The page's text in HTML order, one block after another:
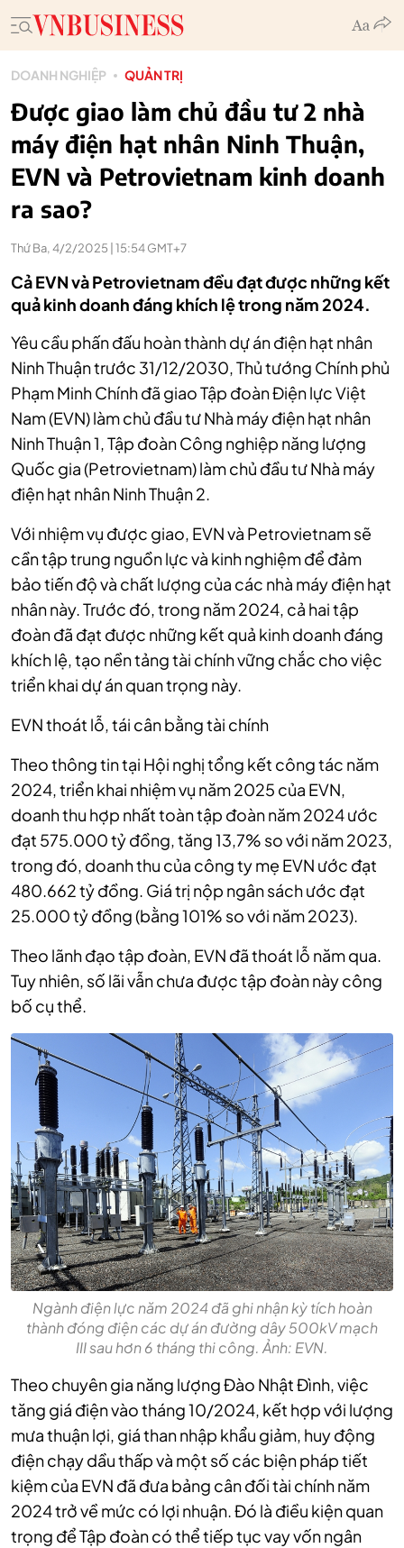
DOANH NGHIỆP QUẢN TRỊ
Được giao làm chủ đầu tư 2 nhà
máy điện hạt nhân Ninh Thuận,
EVN và Petrovietnam kinh doanh
ra sao?
Thứ Ba, 4/2/2025 | 15:54 GMT+7
Cả EVN và Petrovietnam đều đạt được những kết
quả kinh doanh đáng khích lệ trong năm 2024.
Yêu cầu phấn đấu hoàn thành dự án điện hạt nhân
Ninh Thuận trước 31/12/2030, Thủ tướng Chính phủ
Phạm Minh Chính đã giao Tập đoàn Điện lực Việt
Nam (EVN) làm chủ đầu tư Nhà máy điện hạt nhân
Ninh Thuận 1, Tập đoàn Công nghiệp năng lượng
Quốc gia (Petrovietnam) làm chủ đầu tư Nhà máy
điện hạt nhân Ninh Thuận 2.
Với nhiệm vụ được giao, EVN và Petrovietnam sẽ
cần tập trung nguồn lực và kinh nghiệm để đảm
bảo tiến độ và chất lượng của các nhà máy điện hạt
nhân này. Trước đó, trong năm 2024, cả hai tập
đoàn đã đạt được những kết quả kinh doanh đáng
khích lệ, tạo nền tảng tài chính vững chắc cho việc
triển khai dự án quan trọng này.
EVN thoát lỗ, tái cân bằng tài chính
Theo thông tin tại Hội nghị tổng kết công tác năm
2024, triển khai nhiệm vụ năm 2025 của EVN,
doanh thu hợp nhất toàn tập đoàn năm 2024 ước
đạt 575.000 tỷ đồng, tăng 13,7% so với năm 2023,
trong đó, doanh thu của công ty mẹ EVN ước đạt
480.662 tỷ đồng. Giá trị nộp ngân sách ước đạt
25.000 tỷ đồng (bằng 101% so với năm 2023).
Theo lãnh đạo tập đoàn, EVN đã thoát lỗ năm qua.
Tuy nhiên, số lãi vẫn chưa được tập đoàn này công
bố cụ thể.
Ngành điện lực năm 2024 đã ghi nhận kỳ tích hoàn
thành đóng điện các dự án đường dây 500kV mạch
III sau hơn 6 tháng thi công. Ảnh: EVN.
Theo chuyên gia năng lượng Đào Nhật Đình, việc
tăng giá điện vào tháng 10/2024, kết hợp với lượng
mưa thuận lợi, giá than nhập khẩu giảm, huy động
điện chạy dầu thấp và một số các biện pháp tiết
kiệm của EVN đã đưa bảng cân đối tài chính năm
2024 trở về mức có lợi nhuận. Đó là điều kiện quan
trọng để Tập đoàn có thể tiếp tục vay vốn ngân